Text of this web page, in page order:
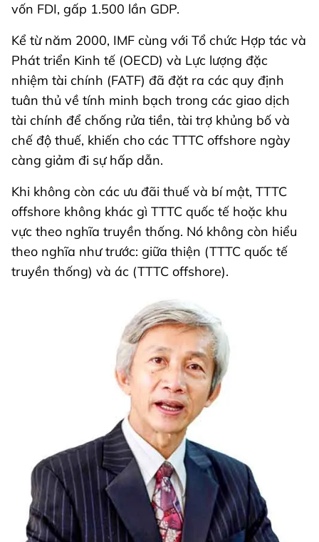
vốn FDI, gấp 1.500 lần GDP.
Kể từ năm 2000, IMF cùng với Tổ chức Hợp tác và
Phát triển Kinh tế (OECD) và Lực lượng đặc
nhiệm tài chính (FATF) đã đặt ra các quy định
tuân thủ về tính minh bạch trong các giao dịch
tài chính để chống rửa tiền, tài trợ khủng bố và
chế độ thuế, khiến cho các TTTC offshore ngày
càng giảm đi sự hấp dẫn.
Khi không còn các ưu đãi thuế và bí mật, TTTC
offshore không khác gì TTTC quốc tế hoặc khu
vực theo nghĩa truyền thống. Nó không còn hiểu
theo nghĩa như trước: giữa thiện (TTTC quốc tế
truyền thống) và ác (TTTC offshore).